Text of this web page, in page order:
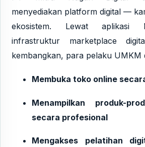
menyediakan platform digital —
ekosistem. Lewat aplikasi
infrastruktur marketplace
kembangkan, para pelaku UMKM
Membuka toko online
Menampilkan produk-
secara profesional
Mengakses pelatihan